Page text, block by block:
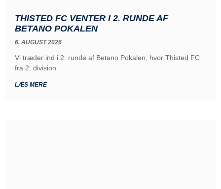
THISTED FC VENTER I 2. RUNDE AF
BETANO POKALEN
6. AUGUST 2026
Vi træder ind i 2. runde af Betano Pokalen, hvor Thisted FC
fra 2. division
LÆS MERE